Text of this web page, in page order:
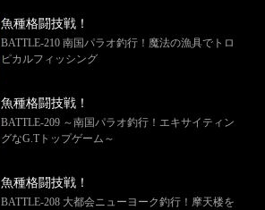
魚種格闘技戦！
BATTLE-210 南国パラオ釣行！魔法の漁具でトロ
ピカルフィッシング
魚種格闘技戦！
BATTLE-209 ～南国パラオ釣行！エキサイティン
グなG.Tトップゲーム～
魚種格闘技戦！
BATTLE-208 大都会ニューヨーク釣行！摩天楼を